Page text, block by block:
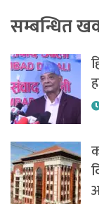
सम्बन्धित